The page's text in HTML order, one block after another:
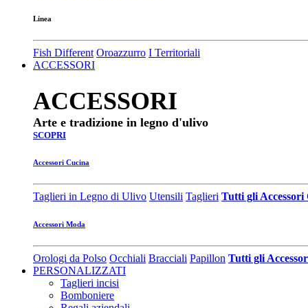
Linea
Fish Different Oroazzurro I Territoriali
ACCESSORI
ACCESSORI
Arte e tradizione in legno d'ulivo
SCOPRI
Accessori Cucina
Taglieri in Legno di Ulivo Utensili Taglieri Tutti gli Accessori
Accessori Moda
Orologi da Polso Occhiali Bracciali Papillon Tutti gli
PERSONALIZZATI
Taglieri incisi
Bomboniere